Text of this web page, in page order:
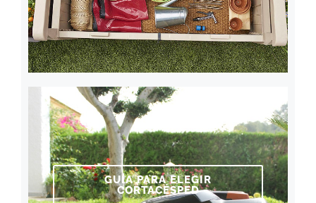
GUÍA PARA ELEGIR
CORTACÉSPED